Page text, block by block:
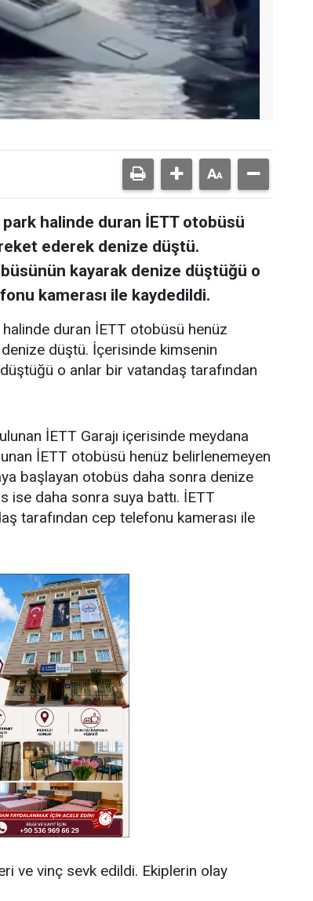
park halinde duran İETT otobüsü
ederek denize düştü.
kayarak denize düştüğü o
kamerası ile kaydedildi.
halinde duran İETT otobüsü henüz
düştü. İçerisinde kimsenin
o anlar bir vatandaş tarafından
İETT Garajı içerisinde meydana
İETT otobüsü henüz belirlenemeyen
başlayan otobüs daha sonra denize
ise daha sonra suya battı. İETT
tarafından cep telefonu kamerası ile
ve vinç sevk edildi. Ekiplerin olay